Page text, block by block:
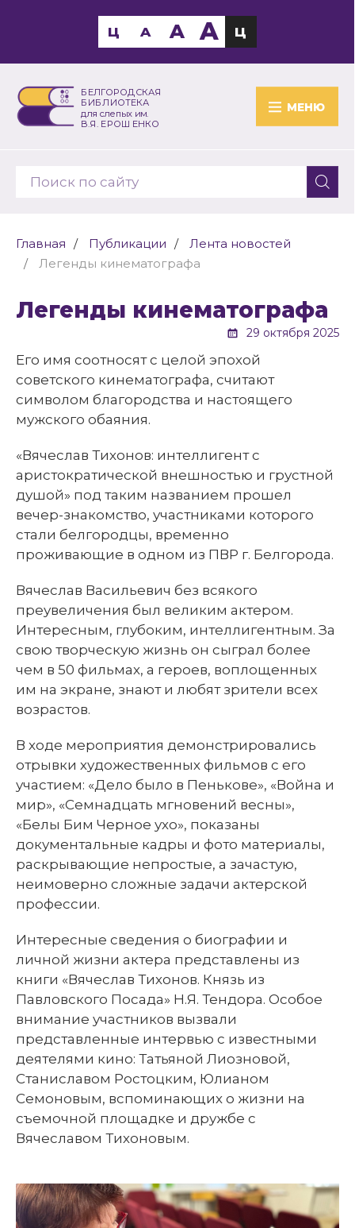
БЕЛГОРОДСКАЯ
БИБЛИОТЕКА
для слепых им.
В.Я. ЕРОШЕНКО
МЕНЮ
Ц A A A Ц
Главная Публикации
Лента новостей
Легенды кинематографа
Легенды кинематографа
29 октября 2025
Его имя соотносят с целой эпохой
советского кинематографа, считают
символом благородства и настоящего
мужского обаяния.
«Вячеслав Тихонов: интеллигент с
аристократической внешностью и грустной
душой» под таким названием прошел
вечер-знакомство, участниками которого
стали белгородцы, временно
проживающие в одном из ПВР г. Белгорода.
Вячеслав Васильевич без всякого
преувеличения был великим актером.
Интересным, глубоким, интеллигентным. За
свою творческую жизнь он сыграл более
чем в 50 фильмах, а героев, воплощенных
им на экране, знают и любят зрители всех
возрастов.
В ходе мероприятия демонстрировались
отрывки художественных фильмов с его
участием: «Дело было в Пенькове», «Война и
мир», «Семнадцать мгновений весны»,
«Белы Бим Черное ухо», показаны
документальные кадры и фото материалы,
раскрывающие непростые, а зачастую,
неимоверно сложные задачи актерской
профессии.
Интересные сведения о биографии и
личной жизни актера представлены из
книги «Вячеслав Тихонов. Князь из
Павловского Посада» Н.Я. Тендора. Особое
внимание участников вызвали
представленные интервью с известными
деятелями кино: Татьяной Лиозновой,
Станиславом Ростоцким, Юлианом
Семоновым, вспоминающих о жизни на
съемочной площадке и дружбе с
Вячеславом Тихоновым.